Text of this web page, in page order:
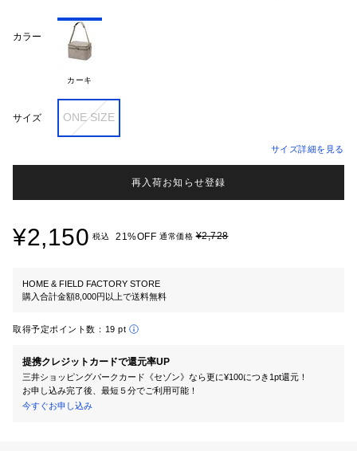
カラー
カーキ
サイズ ONE SIZE
サイズ詳細を見る
再入荷お知らせ登録
¥2,150 税込 21%OFF 通常価格¥2,728
HOME & FIELD FACTORY STORE
購入合計金額8,000円以上で送料無料
取得予定ポイント数： 19 pt
提携クレジットカードで還元率UP
三井ショッピングパークカード《セゾン》なら更に¥100につき1pt還元！
お申し込み完了後、最短５分でご利用可能！
今すぐお申し込み